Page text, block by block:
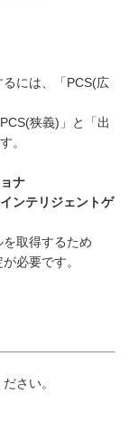
には、「PCS(広
狭義)」と「出
。
ナ
ンテリジェントゲ
取得するため
必要です。
さい。